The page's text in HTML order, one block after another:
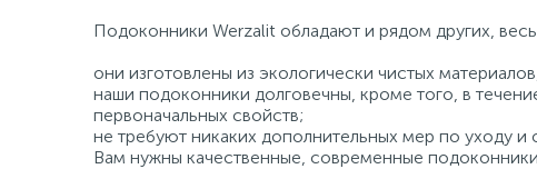
Подоконники Werzalit обладают и рядом других,
они изготовлены из экологически чистых
наши подоконники долговечны, кроме того, в
первоначальных свойств;
не требуют никаких дополнительных мер по уходу и
Вам нужны качественные, современные